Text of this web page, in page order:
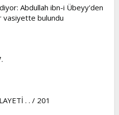
Abdullah ibn-i Übeyy'den
vasiyette bulundu
. . / 201